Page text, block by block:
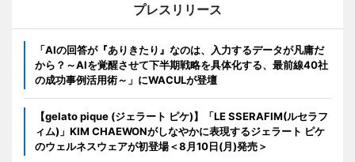
プレスリリース
「AIの回答が『ありきたり』なのは、入力するデータが凡庸だ
から？～AIを覚醒させて下半期戦略を具体化する、最前線40社
の成功事例活用術～」にWACULが登壇
【gelato pique (ジェラート ピケ)】「LE SSERAFIM(ルセラフ
ィム)」KIM CHAEWONがしなやかに表現するジェラート ピケ
のウェルネスウェアが初登場＜8月10日(月)発売＞